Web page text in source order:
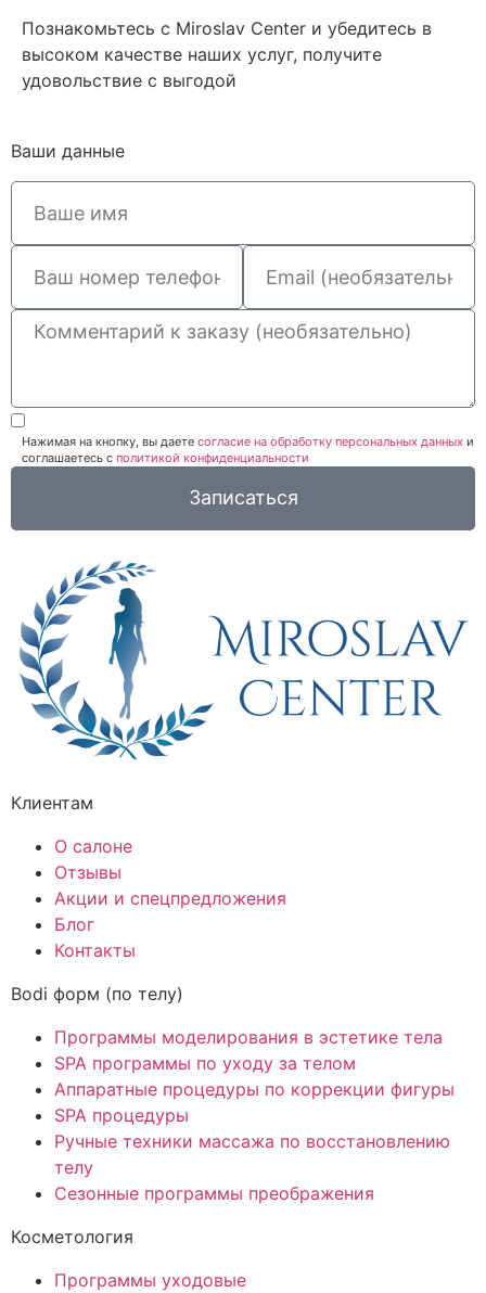
Познакомьтесь с Miroslav Сenter и убедитесь в
высоком качестве наших услуг, получите
удовольствие с выгодой
Ваши данные
Нажимая на кнопку, вы даете согласие на обработку персональных данных и
соглашаетесь c политикой конфиденциальности
Записаться
Клиентам
О салоне
Отзывы
Акции и спецпредложения
Блог
Контакты
Bodi форм (по телу)
Программы моделирования в эстетике тела
SPA программы по уходу за телом
Аппаратные процедуры по коррекции фигуры
SPA процедуры
Ручные техники массажа по восстановлению
телу
Сезонные программы преображения
Косметология
Программы уходовые